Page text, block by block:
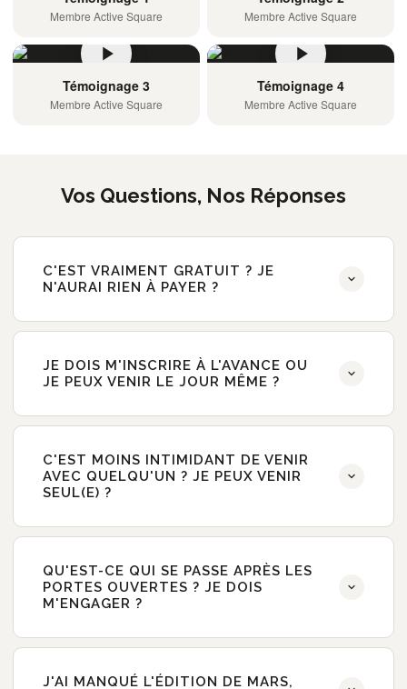
Membre Active Square Membre Active Square
Témoignage 3
Membre Active Square
Témoignage 4
Membre Active Square
Vos Questions, Nos Réponses
C'EST VRAIMENT GRATUIT ? JE
N'AURAI RIEN À PAYER ?
Oui, 100% gratuit. Les 3 cours du 29 mai, le moment
Vous découvrez, vous testez, vous décidez.
JE DOIS M'INSCRIRE À L'AVANCE OU
JE PEUX VENIR LE JOUR MÊME ?
Places limitées (40 participants max). L'inscription
moment » peuvent être disponibles. Inscrivez-vous
aujourd'hui pour être sûr(e) d'avoir votre place.
C'EST MOINS INTIMIDANT DE VENIR
AVEC QUELQU'UN ? JE PEUX VENIR
SEUL(E) ?
Bien sûr ! L'ambiance est très accueillante. Vous
de votre famille. De toute façon, vous serez entouré(e)
par une équipe bienveillante et 40 autres découvreurs.
QU'EST-CE QUI SE PASSE APRÈS LES
PORTES OUVERTES ? JE DOIS
M'ENGAGER ?
Non, pas d'engagement obligatoire. Si vous aimez
spéciales pour nouveaux membres. Vous décidez : vous
J'AI MANQUÉ L'ÉDITION DE MARS,